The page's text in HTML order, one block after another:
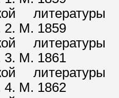
2. М. 1859
3. М. 1861
4. М. 1862